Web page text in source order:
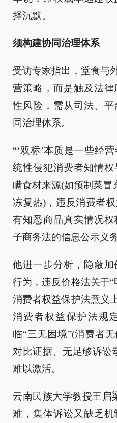
择沉默。
须构建协同治理体系
受访专家指出，堂食与
营策略，而是触及法
性风险，需从司法、
同治理体系。
“‘双标’本质是一些经
统性侵犯消费者知情
瞒食材来源(如预制菜冒
冻复热)，违反消费者
有知悉商品真实情况
子商务法的信息公示义
他进一步分析，隐蔽
行为，违反价格法关于
消费者权益保护法意义
消费者权益保护法规
临“三无困境”(消费者
对比证据、无足够诉讼
难以激活。
云南民族大学教授王启
难，集体诉讼又缺乏